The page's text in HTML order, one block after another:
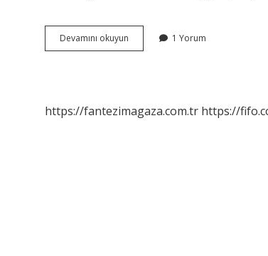
Devamını okuyun
Ne
1 Yorum
https://fantezimagaza.com.tr https://